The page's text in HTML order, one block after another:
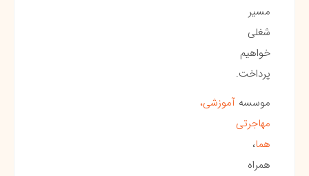
مسیر
شغلی
خواهیم
پرداخت.
موسسه آموزشی،
مهاجرتی
هما،
همراه